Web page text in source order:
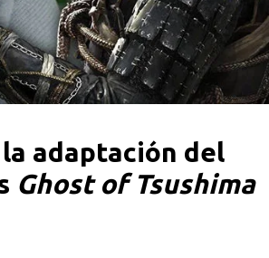
adaptación del
Ghost of Tsushima